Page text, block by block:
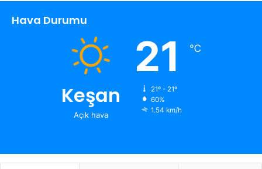
Hava Durumu
Keşan
Açık hava
21 ℃
21º - 21º
60%
1.54 km/h